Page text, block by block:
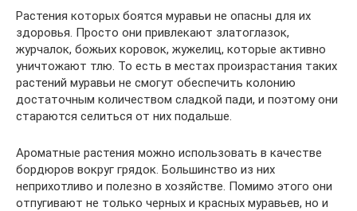
Растения которых боятся муравьи не опасны для их
здоровья. Просто они привлекают златоглазок,
журчалок, божьих коровок, жужелиц, которые активно
уничтожают тлю. То есть в местах произрастания таких
растений муравьи не смогут обеспечить колонию
достаточным количеством сладкой пади, и поэтому они
стараются селиться от них подальше.
Ароматные растения можно использовать в качестве
бордюров вокруг грядок. Большинство из них
неприхотливо и полезно в хозяйстве. Помимо этого они
отпугивают не только черных и красных муравьев, но и